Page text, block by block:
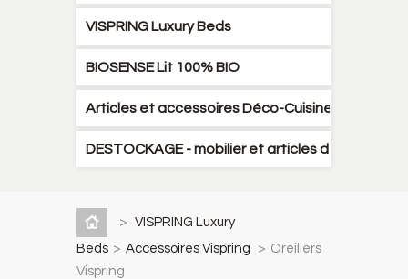
VISPRING Luxury Beds
BIOSENSE Lit 100% BIO
Articles et accessoires Déco-Cuisine-Literies
DESTOCKAGE - mobilier et articles décoration
> VISPRING Luxury
Beds > Accessoires Vispring > Oreillers
Vispring